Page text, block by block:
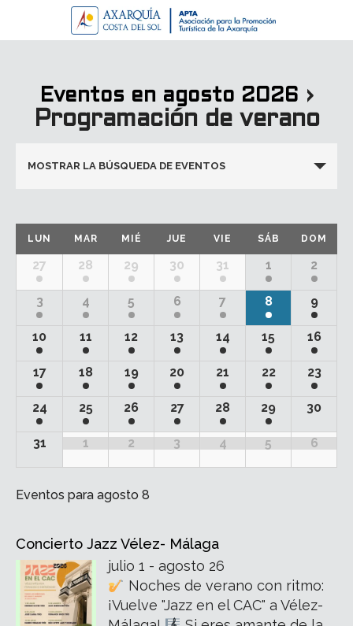
Eventos en agosto 2026 ›
Programación de verano
Navegación
y
vistas
de
Eventos
MOSTRAR LA BÚSQUEDA DE EVENTOS
Calendario
de
Eventos
Calendario
Eventos
LUN MAR MIÉ JUE VIE SÁB DOM
27 28 29 30 31 1 2
3 4 5 6 7 8 9
10 11 12 13 14 15 16
17 18 19 20 21 22 23
24 25 26 27 28 29 30
31 1 2 3 4 5 6
Eventos para agosto 8
Concierto Jazz Vélez- Málaga
julio 1 - agosto 26
Noches de verano con ritmo:
¡Vuelve "Jazz en el CAC" a Vélez-